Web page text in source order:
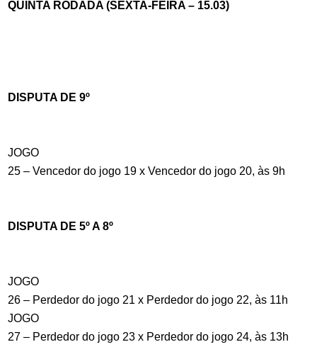
QUINTA RODADA (SEXTA-FEIRA – 15.03)
DISPUTA DE 9º
JOGO
25 – Vencedor do jogo 19 x Vencedor do jogo 20, às 9h
DISPUTA DE 5º A 8º
JOGO
26 – Perdedor do jogo 21 x Perdedor do jogo 22, às 11h
JOGO
27 – Perdedor do jogo 23 x Perdedor do jogo 24, às 13h